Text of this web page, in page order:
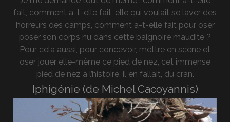
fait, comment a-t-elle fait, elle qui voulait se laver des
horreurs des camps, comment a-t-elle fait pour oser
poser son corps nu dans cette baignoire maudite ?
Pour cela aussi, pour concevoir, mettre en scène et
oser jouer elle-même ce pied de nez, cet immense
pied de nez à l’histoire, il en fallait, du cran.
Iphigénie (de Michel Cacoyannis)